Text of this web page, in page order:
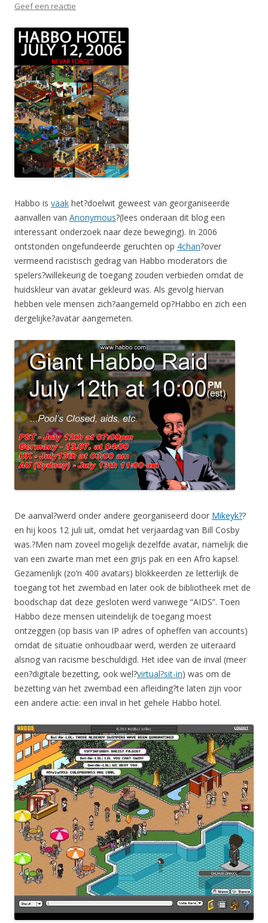
Geef een reactie
Habbo is vaak het?doelwit geweest van georganiseerde
aanvallen van Anonymous?(lees onderaan dit blog een
interessant onderzoek naar deze beweging). In 2006
ontstonden ongefundeerde geruchten op 4chan?over
vermeend racistisch gedrag van Habbo moderators die
spelers?willekeurig de toegang zouden verbieden omdat de
huidskleur van avatar gekleurd was. Als gevolg hiervan
hebben vele mensen zich?aangemeld op?Habbo en zich een
dergelijke?avatar aangemeten.
De aanval?werd onder andere georganiseerd door Mikeyk??
en hij koos 12 juli uit, omdat het verjaardag van Bill Cosby
was.?Men nam zoveel mogelijk dezelfde avatar, namelijk die
van een zwarte man met een grijs pak en een Afro kapsel.
Gezamenlijk (zo’n 400 avatars) blokkeerden ze letterlijk de
toegang tot het zwembad en later ook de bibliotheek met de
boodschap dat deze gesloten werd vanwege “AIDS”. Toen
Habbo deze mensen uiteindelijk de toegang moest
ontzeggen (op basis van IP adres of opheffen van accounts)
omdat de situatie onhoudbaar werd, werden ze uiteraard
alsnog van racisme beschuldigd. Het idee van de inval (meer
een?digitale bezetting, ook wel?virtual?sit-in) was om de
bezetting van het zwembad een afleiding?te laten zijn voor
een andere actie: een inval in het gehele Habbo hotel.